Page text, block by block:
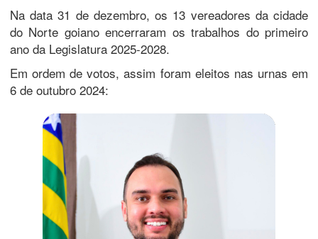
Na data 31 de dezembro, os 13 vereadores da cidade
do Norte goiano encerraram os trabalhos do primeiro
ano da Legislatura 2025-2028.
Em ordem de votos, assim foram eleitos nas urnas em
6 de outubro 2024: